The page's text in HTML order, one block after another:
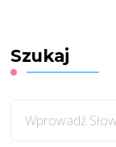
Szukaj
czegoś?